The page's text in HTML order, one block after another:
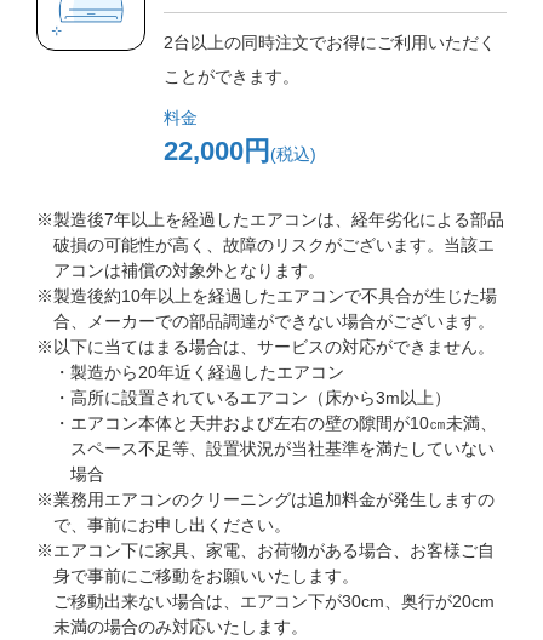
2台以上の同時注文でお得にご利用いただく
ことができます。
料金
22,000円 (税込)
※製造後7年以上を経過したエアコンは、経年劣化による部品
破損の可能性が高く、故障のリスクがございます。当該エ
アコンは補償の対象外となります。
※製造後約10年以上を経過したエアコンで不具合が生じた場
合、メーカーでの部品調達ができない場合がございます。
※以下に当てはまる場合は、サービスの対応ができません。
・製造から20年近く経過したエアコン
・高所に設置されているエアコン（床から3m以上）
・エアコン本体と天井および左右の壁の隙間が10㎝未満、
スペース不足等、設置状況が当社基準を満たしていない
場合
※業務用エアコンのクリーニングは追加料金が発生しますの
で、事前にお申し出ください。
※エアコン下に家具、家電、お荷物がある場合、お客様ご自
身で事前にご移動をお願いいたします。
ご移動出来ない場合は、エアコン下が30cm、奥行が20cm
未満の場合のみ対応いたします。